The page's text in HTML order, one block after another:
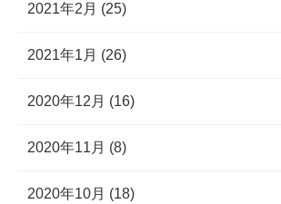
2021年2月 (25)
2021年1月 (26)
2020年12月 (16)
2020年11月 (8)
2020年10月 (18)